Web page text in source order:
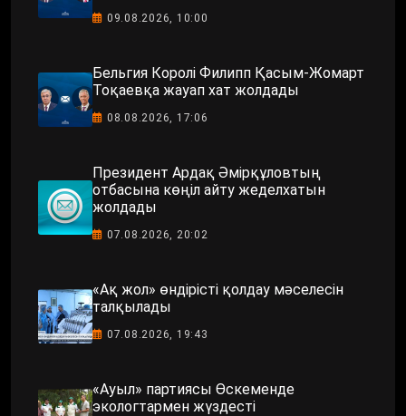
09.08.2026, 10:00
Бельгия Королі Филипп Қасым-Жомарт
Тоқаевқа жауап хат жолдады
08.08.2026, 17:06
Президент Ардақ Әмірқұловтың
отбасына көңіл айту жеделхатын
жолдады
07.08.2026, 20:02
«Ақ жол» өндірісті қолдау мәселесін
талқылады
07.08.2026, 19:43
«Ауыл» партиясы Өскеменде
экологтармен жүздесті